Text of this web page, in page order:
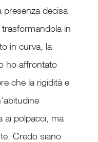
presenza decisa
in
in curva, la
ho affrontato
che la rigidità e
ai polpacci, ma
Credo siano